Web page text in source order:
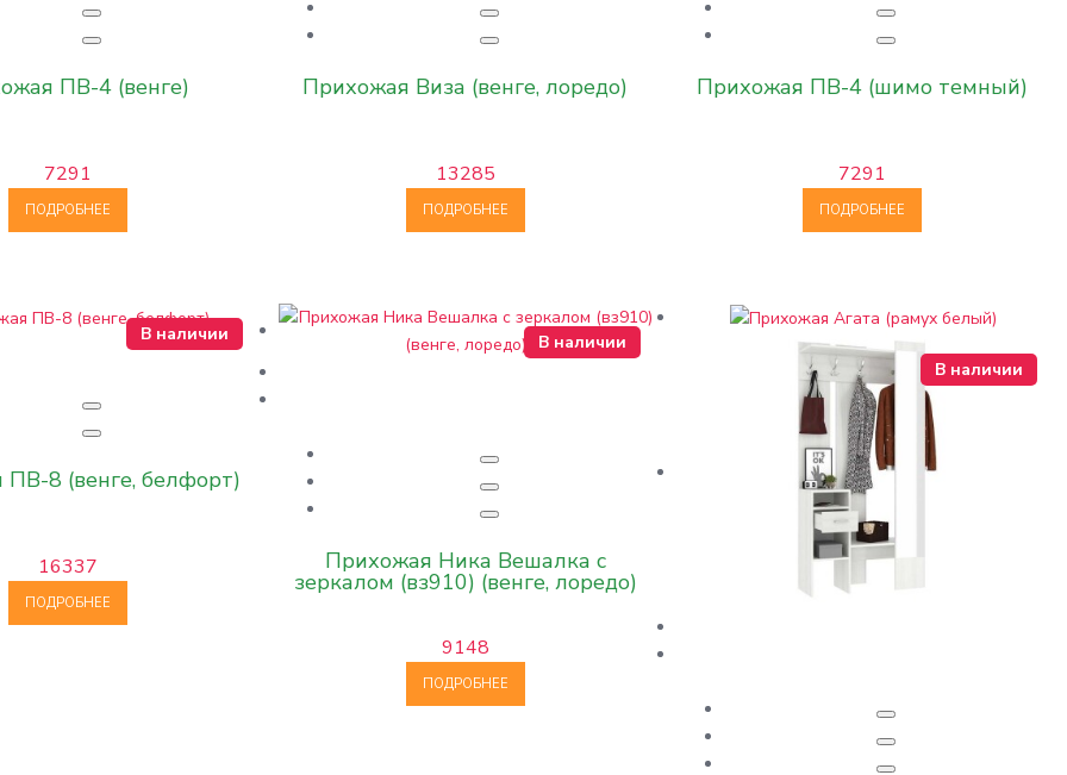
ПВ-4 (венге)
7291
ПОДРОБНЕЕ
Прихожая Виза (венге, лоредо)
13285
ПОДРОБНЕЕ
Прихожая ПВ-4 (шимо темный)
7291
ПОДРОБНЕЕ
В наличии
8 (венге, белфорт)
16337
ПОДРОБНЕЕ
В наличии
Прихожая Ника Вешалка с
зеркалом (вз910) (венге, лоредо)
9148
ПОДРОБНЕЕ
В наличии